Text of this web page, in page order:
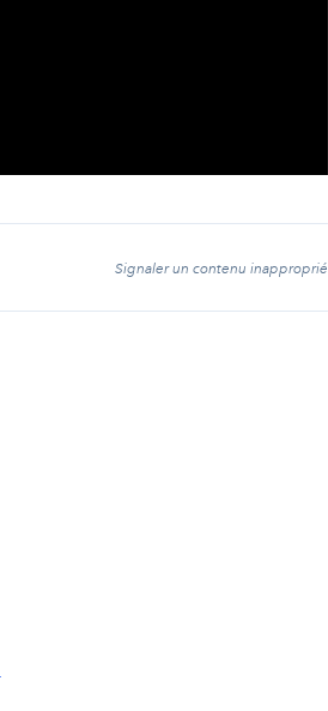
Signaler un contenu inapproprié